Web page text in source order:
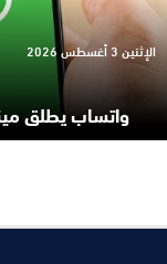
واتساب يطلق
الإثنين 3 أغسطس 2026